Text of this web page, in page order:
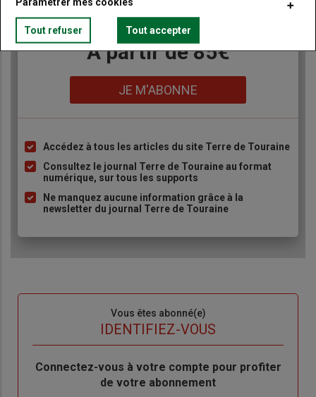
TITRE JE M'ABONNE
Body A partir de 85€
JE M'ABONNE
Liste
à
puce
Accédez à tous les articles du site Terre de Touraine
Consultez le journal Terre de Touraine au format
numérique, sur tous les supports
Ne manquez aucune information grâce à la
newsletter du journal Terre de Touraine
Vous êtes abonné(e)
IDENTIFIEZ-VOUS
Body
Connectez-vous à votre compte pour profiter
de votre abonnement
Tout refuser Tout accepter